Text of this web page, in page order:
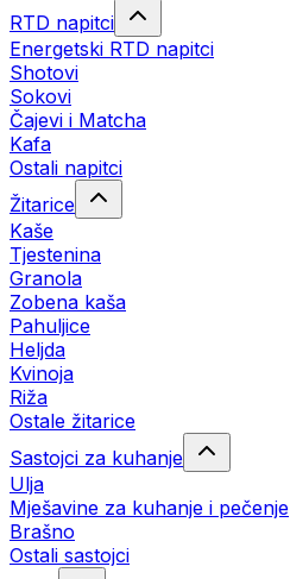
RTD napitci
Energetski RTD napitci
Shotovi
Sokovi
Čajevi i Matcha
Kafa
Ostali napitci
Žitarice
Kaše
Tjestenina
Granola
Zobena kaša
Pahuljice
Heljda
Kvinoja
Riža
Ostale žitarice
Sastojci za kuhanje
Ulja
Mješavine za kuhanje i pečenje
Brašno
Ostali sastojci